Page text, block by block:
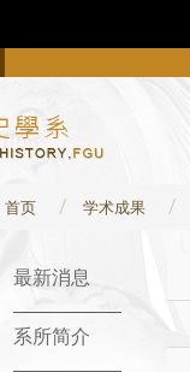
首页 学术成果
最新消息
系所简介